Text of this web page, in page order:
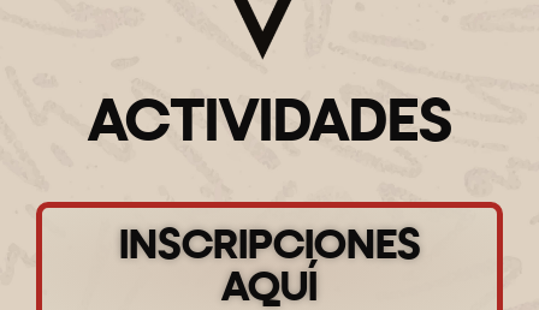
ACTIVIDADES
INSCRIPCIONES
AQUÍ